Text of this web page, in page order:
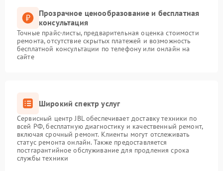
Прозрачное ценообразование и бесплатная
консультация
Точные прайс-листы, предварительная оценка стоимости
ремонта, отсутствие скрытых платежей и возможность
бесплатной консультации по телефону или онлайн на
сайте
Широкий спектр услуг
Сервисный центр JBL обеспечивает доставку техники по
всей РФ, бесплатную диагностику и качественный ремонт,
включая срочный ремонт. Клиенты могут отслеживать
статус ремонта онлайн. Также предоставляется
постгарантийное обслуживание для продления срока
службы техники